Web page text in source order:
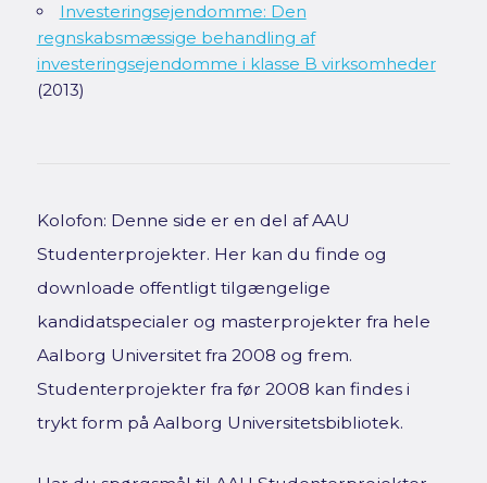
Investeringsejendomme: Den
regnskabsmæssige behandling af
investeringsejendomme i klasse B virksomheder
(2013)
Kolofon: Denne side er en del af AAU
Studenterprojekter. Her kan du finde og
downloade offentligt tilgængelige
kandidatspecialer og masterprojekter fra hele
Aalborg Universitet fra 2008 og frem.
Studenterprojekter fra før 2008 kan findes i
trykt form på Aalborg Universitetsbibliotek.